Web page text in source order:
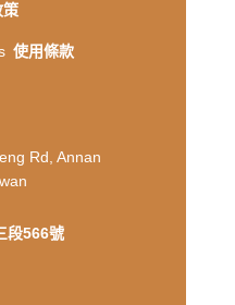
策
使用條款
Rd, Annan
段566號